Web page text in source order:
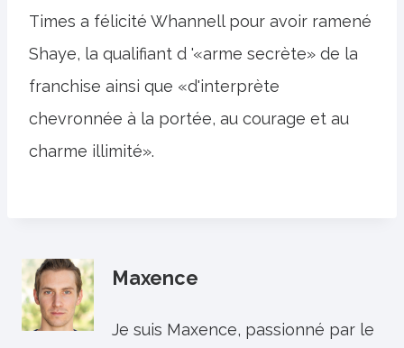
Times a félicité Whannell pour avoir ramené
Shaye, la qualifiant d '«arme secrète» de la
franchise ainsi que «d'interprète
chevronnée à la portée, au courage et au
charme illimité».
Maxence
Je suis Maxence, passionné par le